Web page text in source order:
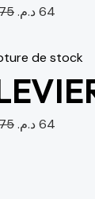
64د.م.
de stock
64د.م.